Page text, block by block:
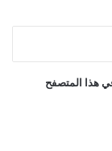
هذا المتصفح